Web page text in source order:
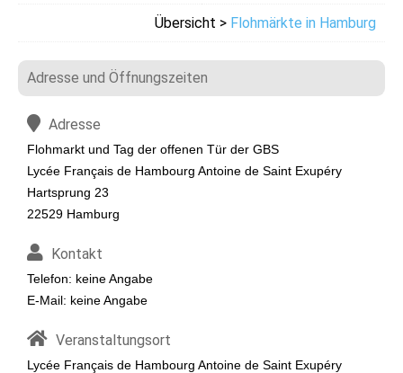
Übersicht > Flohmärkte in Hamburg
Adresse und Öffnungszeiten
Adresse
Flohmarkt und Tag der offenen Tür der GBS
Lycée Français de Hambourg Antoine de Saint Exupéry
Hartsprung 23
22529 Hamburg
Kontakt
Telefon: keine Angabe
E-Mail: keine Angabe
Veranstaltungsort
Lycée Français de Hambourg Antoine de Saint Exupéry